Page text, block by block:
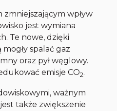
zmniejszającym wpływ
jest wymiana
Te nowe, dzięki
spalać gaz
oraz pył węglowy.
emisje CO2.
ważnym
także zwiększenie